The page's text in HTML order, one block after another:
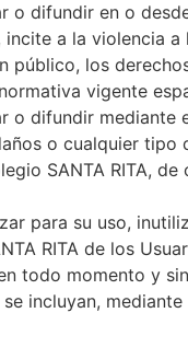
o difundir en o
incite a la violencia
público, los
vigente
o difundir
o cualquier
SANTA RITA,
para su uso,
RITA de los
todo momento y
incluyan,